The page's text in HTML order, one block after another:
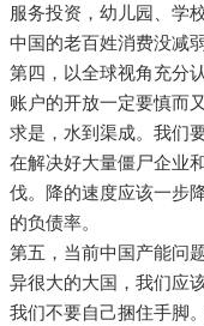
服务投资，幼儿园、学
中国的老百姓消费没减
第四，以全球视角充分
账户的开放一定要慎而
求是，水到渠成。我们
在解决好大量僵尸企业
伐。降的速度应该一步
的负债率。
第五，当前中国产能问
异很大的大国，我们应
我们不要自己捆住手脚